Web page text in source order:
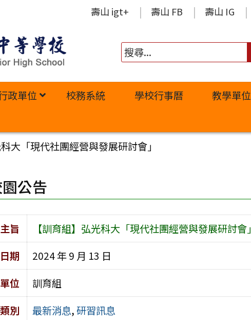
壽山 igt+ 壽山 FB 壽山 IG
政單位 校務系統 學校行事曆 教學單位
大「現代社團經營與發展研討會」
公告
旨
【訓育組】弘光科大「現代社團經營與發展研討會」
期
2024 年 9 月 13 日
位
訓育組
別
最新消息,研習訊息